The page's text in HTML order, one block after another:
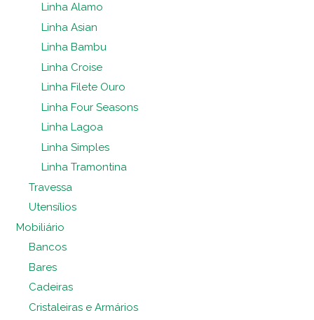
Linha Alamo
Linha Asian
Linha Bambu
Linha Croise
Linha Filete Ouro
Linha Four Seasons
Linha Lagoa
Linha Simples
Linha Tramontina
Travessa
Utensílios
Mobiliário
Bancos
Bares
Cadeiras
Cristaleiras e Armários